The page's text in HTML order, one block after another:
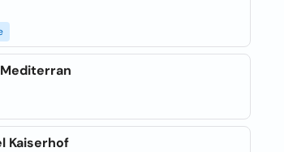
Kaiserhof